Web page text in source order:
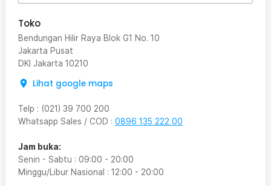
Toko
Bendungan Hilir Raya Blok G1 No. 10
Jakarta Pusat
DKI Jakarta 10210
Lihat google maps
Telp : (021) 39 700 200
Whatsapp Sales / COD : 0896 135 222 00
Jam buka:
Senin - Sabtu : 09:00 - 20:00
Minggu/Libur Nasional : 12:00 - 20:00